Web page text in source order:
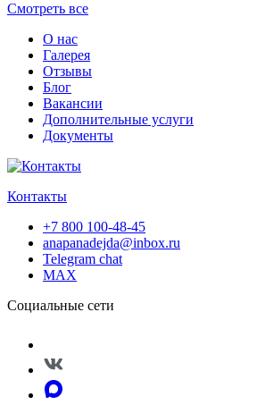
Смотреть все
О нас
Галерея
Отзывы
Блог
Вакансии
Дополнительные услуги
Документы
Контакты
+7 800 100-48-45
anapanadejda@inbox.ru
Telegram chat
MAX
Социальные сети